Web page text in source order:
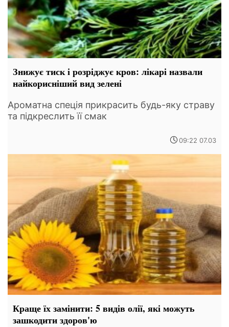
Знижує тиск і розріджує кров: лікарі назвали
найкорисніший вид зелені
Ароматна спеція прикрасить будь-яку страву
та підкреслить її смак
09:22 07.03
Краще їх замінити: 5 видів олії, які можуть
зашкодити здоров'ю